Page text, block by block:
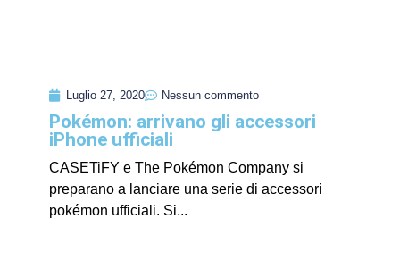
Luglio 27, 2020 Nessun commento
Pokémon: arrivano gli accessori
iPhone ufficiali
CASETiFY e The Pokémon Company si
preparano a lanciare una serie di accessori
pokémon ufficiali. Si...